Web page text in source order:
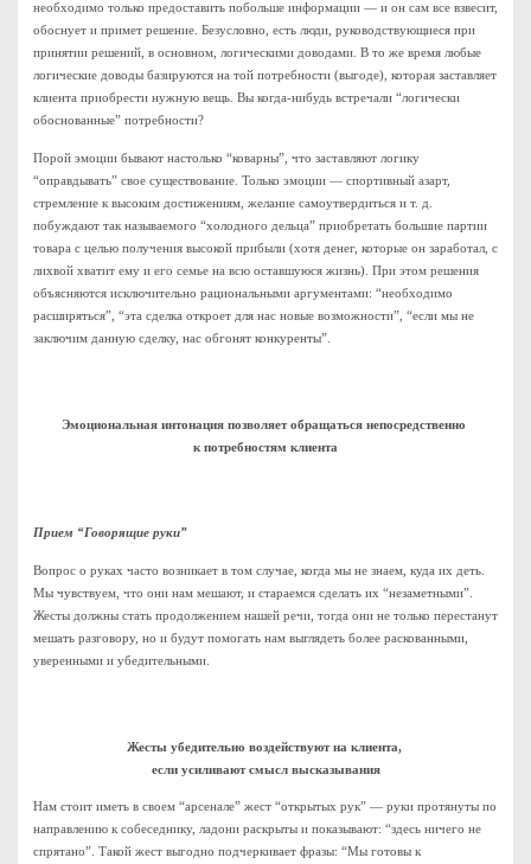
необходимо только предоставить побольше информации — и он сам все взвесит,
обоснует и примет решение. Безусловно, есть люди, руководствующиеся при
принятии решений, в основном, логическими доводами. В то же время любые
логические доводы базируются на той потребности (выгоде), которая заставляет
клиента приобрести нужную вещь. Вы когда-нибудь встречали “логически
обоснованные” потребности?
Порой эмоции бывают настолько “коварны”, что заставляют логику
“оправдывать” свое существование. Только эмоции — спортивный азарт,
стремление к высоким достижениям, желание самоутвердиться и т. д.
побуждают так называемого “холодного дельца” приобретать большие партии
товара с целью получения высокой прибыли (хотя денег, которые он заработал, с
лихвой хватит ему и его семье на всю оставшуюся жизнь). При этом решения
объясняются исключительно рациональными аргументами: “необходимо
расширяться”, “эта сделка откроет для нас новые возможности”, “если мы не
заключим данную сделку, нас обгонят конкуренты”.
Эмоциональная интонация позволяет обращаться непосредственно
к потребностям клиента
Прием “Говорящие руки”
Вопрос о руках часто возникает в том случае, когда мы не знаем, куда их деть.
Мы чувствуем, что они нам мешают, и стараемся сделать их “незаметными”.
Жесты должны стать продолжением нашей речи, тогда они не только перестанут
мешать разговору, но и будут помогать нам выглядеть более раскованными,
уверенными и убедительными.
Жесты убедительно воздействуют на клиента,
если усиливают смысл высказывания
Нам стоит иметь в своем “арсенале” жест “открытых рук” — руки протянуты по
направлению к собеседнику, ладони раскрыты и показывают: “здесь ничего не
спрятано”. Такой жест выгодно подчеркивает фразы: “Мы готовы к